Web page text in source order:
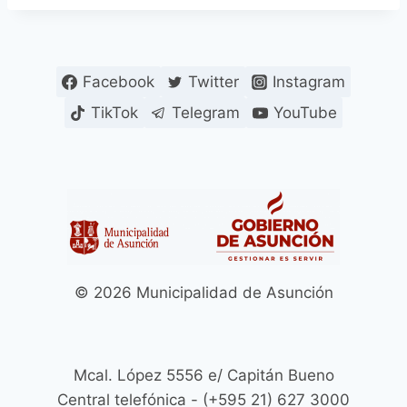
Facebook Twitter
Instagram
TikTok
Telegram YouTube
© 2026 Municipalidad de Asunción
Mcal. López 5556 e/ Capitán Bueno
Central telefónica - (+595 21) 627 3000